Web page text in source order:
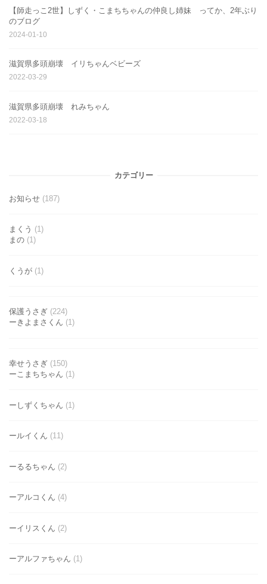
【師走っこ2世】しずく・こまちちゃんの仲良し姉妹 ってか、2年ぶり
のブログ
2024-01-10
滋賀県多頭崩壊 イリちゃんベビーズ
2022-03-29
滋賀県多頭崩壊 れみちゃん
2022-03-18
カテゴリー
お知らせ (187)
まくう (1)
まの (1)
くうが (1)
保護うさぎ (224)
ーきよまさくん (1)
幸せうさぎ (150)
ーこまちちゃん (1)
ーしずくちゃん (1)
ールイくん (11)
ーるるちゃん (2)
ーアルコくん (4)
ーイリスくん (2)
ーアルファちゃん (1)